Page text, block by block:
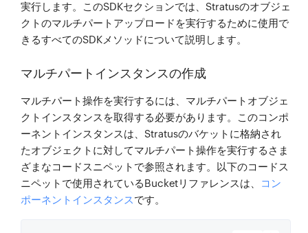
実行します。このSDKセクションでは、Stratusのオブジェ
クトのマルチパートアップロードを実行するために使用で
きるすべてのSDKメソッドについて説明します。
マルチパートインスタンスの作成
マルチパート操作を実行するには、マルチパートオブジェ
クトインスタンスを取得する必要があります。このコンポ
ーネントインスタンスは、Stratusのバケットに格納され
たオブジェクトに対してマルチパート操作を実行するさま
ざまなコードスニペットで参照されます。以下のコードス
ニペットで使用されているBucketリファレンスは、
コン
ポーネントインスタンスです。